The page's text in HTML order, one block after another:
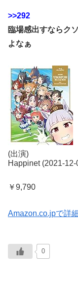
>>292
臨場感出すならク
よなぁ
(出演)
Happinet (2021-
￥9,790
Amazon.co.jpで詳
0